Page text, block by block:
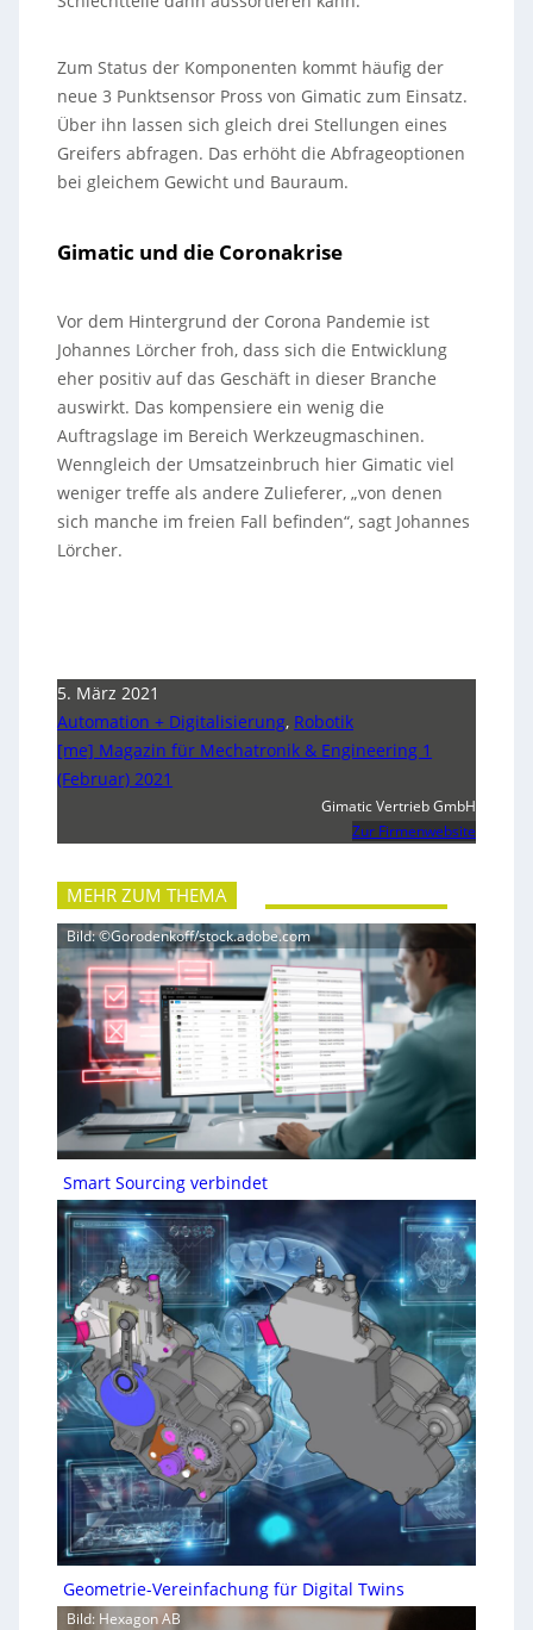
Zum Status der Komponenten kommt häufig der
neue 3 Punktsensor Pross von Gimatic zum Einsatz.
Über ihn lassen sich gleich drei Stellungen eines
Greifers abfragen. Das erhöht die Abfrageoptionen
bei gleichem Gewicht und Bauraum.
Gimatic und die Coronakrise
Vor dem Hintergrund der Corona Pandemie ist
Johannes Lörcher froh, dass sich die Entwicklung
eher positiv auf das Geschäft in dieser Branche
auswirkt. Das kompensiere ein wenig die
Auftragslage im Bereich Werkzeugmaschinen.
Wenngleich der Umsatzeinbruch hier Gimatic viel
weniger treffe als andere Zulieferer, „von denen
sich manche im freien Fall befinden“, sagt Johannes
Lörcher.
5. März 2021
Automation + Digitalisierung, Robotik
[me] Magazin für Mechatronik & Engineering 1
(Februar) 2021
Gimatic Vertrieb GmbH
Zur Firmenwebsite
MEHR ZUM THEMA
Bild: ©Gorodenkoff/stock.adobe.com
Smart Sourcing verbindet
Geometrie-Vereinfachung für Digital Twins
Bild: Hexagon AB